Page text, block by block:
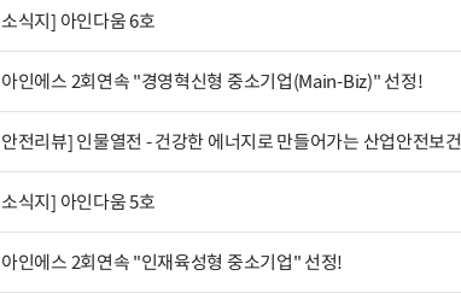
소식지] 아인다움 6호
아인에스 2회연속 "경영혁신형 중소기업(Main-Biz)" 선정!
안전리뷰] 인물열전 - 건강한 에너지로 만들어가는 산업안전보건
소식지] 아인다움 5호
아인에스 2회연속 "인재육성형 중소기업" 선정!